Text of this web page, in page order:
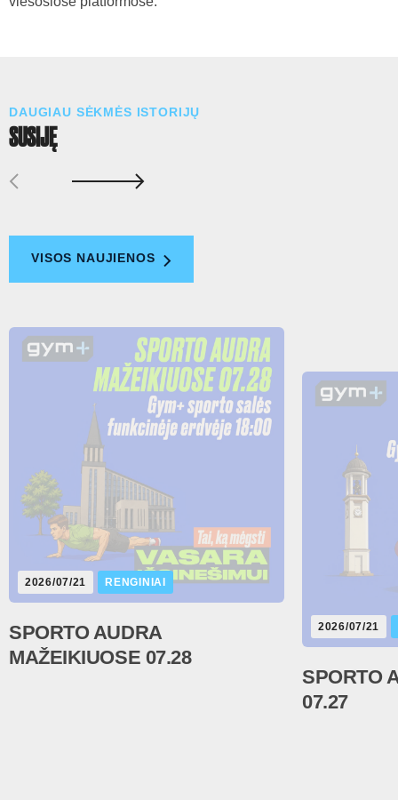
DAUGIAU SĖKMĖS ISTORIJŲ
SUSIJĘ
VISOS NAUJIENOS
2026/07/21 RENGINIAI
SPORTO AUDRA
MAŽEIKIUOSE 07.28
2026/07/21
SPORTO
07.27